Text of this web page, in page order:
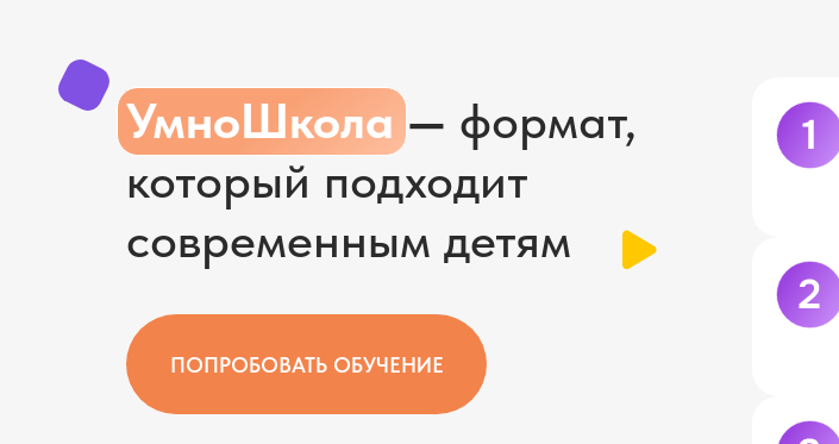
УмноШкола— формат,
который подходит
современным детям
ПОПРОБОВАТЬ ОБУЧЕНИЕ